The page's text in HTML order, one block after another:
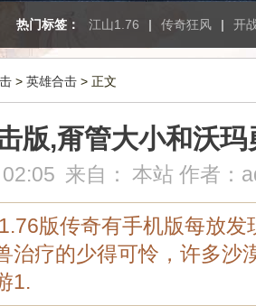
热门标签： 江山1.76 | 传奇狂风 | 开
> 英雄合击 > 正文
版,甭管大小和沃玛
来自： 本站 作者：
1.76版传奇有手机版每放发
治疗的少得可怜，许多沙
1.